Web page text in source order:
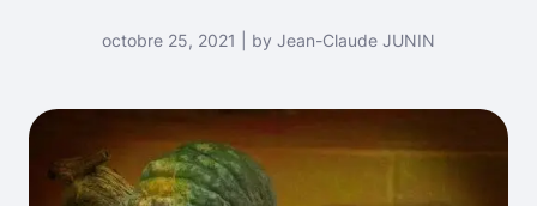
octobre 25, 2021 | by Jean-Claude JUNIN